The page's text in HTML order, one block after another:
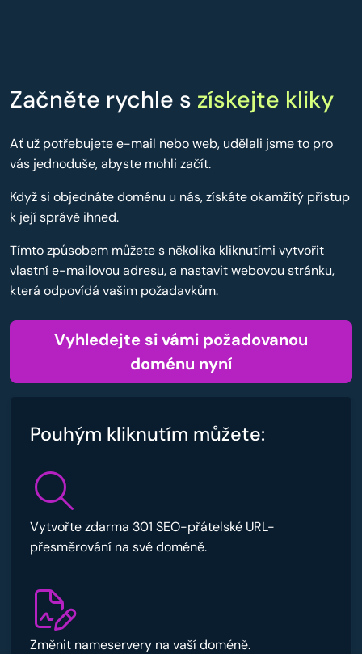
Začněte rychle s získejte kliky
Ať už potřebujete e-mail nebo web, udělali jsme to pro
vás jednoduše, abyste mohli začít.
Když si objednáte doménu u nás, získáte okamžitý přístup
k její správě ihned.
Tímto způsobem můžete s několika kliknutími vytvořit
vlastní e-mailovou adresu, a nastavit webovou stránku,
která odpovídá vašim požadavkům.
Vyhledejte si vámi požadovanou
doménu nyní
Pouhým kliknutím můžete:
Vytvořte zdarma 301 SEO-přátelské URL-
přesměrování na své doméně.
Změnit nameservery na vaší doméně.